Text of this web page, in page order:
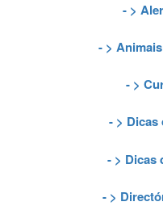
- >
- >
- >
- > Dicas
- > Dicas
- >